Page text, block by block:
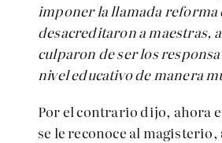
imponer la llamada reforma
desacreditaron a maestras,
culparon de ser los
nivel educativo de manera
Por el contrario dijo, ahora
se le reconoce al magisterio,